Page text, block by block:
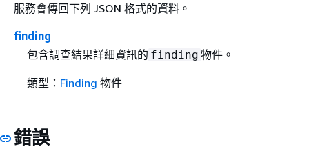
服務會傳回下列 JSON 格式的資料。
finding
包含調查結果詳細資訊的 finding 物件。
類型： Finding 物件
錯誤